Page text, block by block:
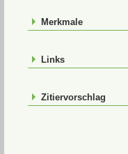
Merkmale
Links
Zitiervorschlag